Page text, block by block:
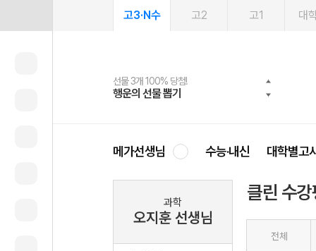
고3·N수 고2 고1 대
선물 3개 100% 당첨!
행운의 선물 뽑기
선물 100% 증정!
메가스터디 X 올리브
2027 러셀 단과
강사 공개선발
스마트러닝앱
설문 EVENT
메가패스
3일 무료 체험권
메가패스 수강생 무료혜택!
메가클럽 멤버십
사회공헌 캠페인
희망이룸 메가나눔
메가선생님 수능·내신 대학별고
과학
오지훈 선생님
클린 수강
전체